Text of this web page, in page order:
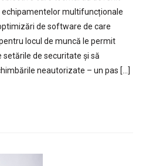
multifuncționale
de software de care
locul de muncă le permit
de securitate și să
neautorizate – un pas […]